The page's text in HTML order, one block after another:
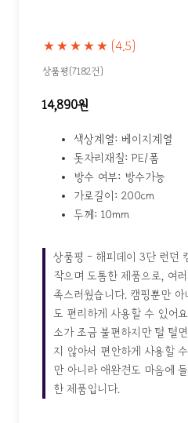
★★★★★ (4.5)
상품평(7182건)
14,890원
색상계열: 베이지계열
돗자리재질: PE/폼
방수 여부: 방수가능
가로길이: 200cm
두께: 10mm
상품평 - 해피데이 3단 런던
작으며 도톰한 제품으로, 여
족스러웠습니다. 캠핑뿐만
도 편리하게 사용할 수 있어
소가 조금 불편하지만 털 털
지 않아서 편안하게 사용할
만 아니라 애완견도 마음에
한 제품입니다.